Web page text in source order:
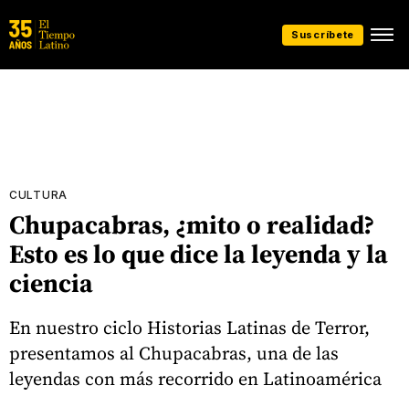
Suscríbete
CULTURA
Chupacabras, ¿mito o realidad?
Esto es lo que dice la leyenda y la
ciencia
En nuestro ciclo Historias Latinas de Terror,
presentamos al Chupacabras, una de las
leyendas con más recorrido en Latinoamérica